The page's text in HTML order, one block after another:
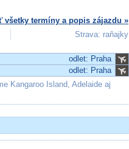
všetky termíny a popis zájazdu »
Strava: raňajky
odlet: Praha
odlet: Praha
Kangaroo Island, Adelaide aj